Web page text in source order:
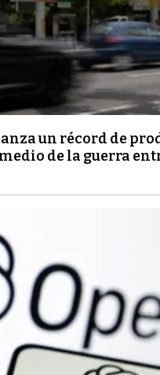
un récord de
de la guerra